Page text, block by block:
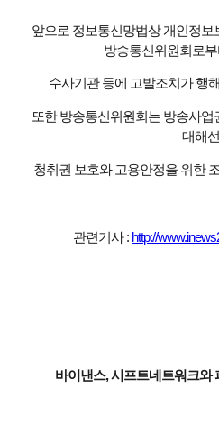
앞으로 정보통신망법상 개인정
방송통신위원회로
수사기관 등에 고발조치가 행
또한 방송통신위원회는 방송사업
대해선
청취권 보호와 고용안정을 위한
관련기사 : http://
바이낸스, 시프트네트워크와